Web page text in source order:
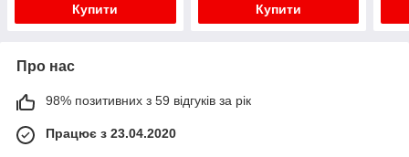
Купити Купити
Про нас
98% позитивних з 59 відгуків за рік
Працює з 23.04.2020